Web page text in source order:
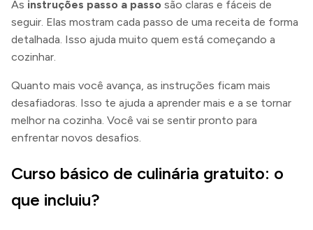
As instruções passo a passo são claras e fáceis de
seguir. Elas mostram cada passo de uma receita de forma
detalhada. Isso ajuda muito quem está começando a
cozinhar.
Quanto mais você avança, as instruções ficam mais
desafiadoras. Isso te ajuda a aprender mais e a se tornar
melhor na cozinha. Você vai se sentir pronto para
enfrentar novos desafios.
Curso básico de culinária gratuito: o
que incluiu?